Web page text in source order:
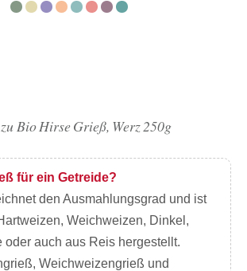
5
Bio Hirse Grieß, Werz 250g
für ein Getreide?
den Ausmahlungsgrad und ist
Weichweizen, Dinkel,
oder auch aus Reis hergestellt.
Weichweizengrieß und